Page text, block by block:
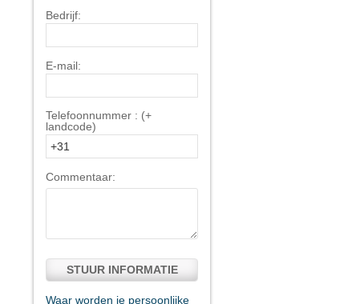
Bedrijf:
E-mail:
Telefoonnummer : (+
landcode)
Commentaar:
STUUR INFORMATIE
Waar worden je persoonlijke